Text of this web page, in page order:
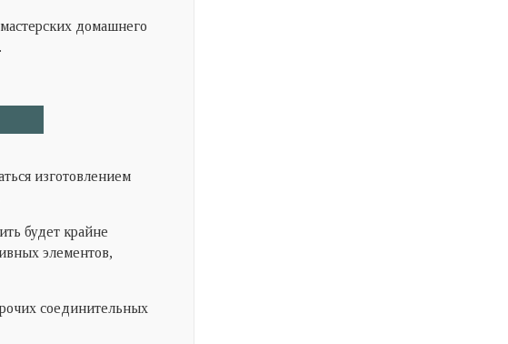
домашнего
изготовлением
будет крайне
элементов,
соединительных